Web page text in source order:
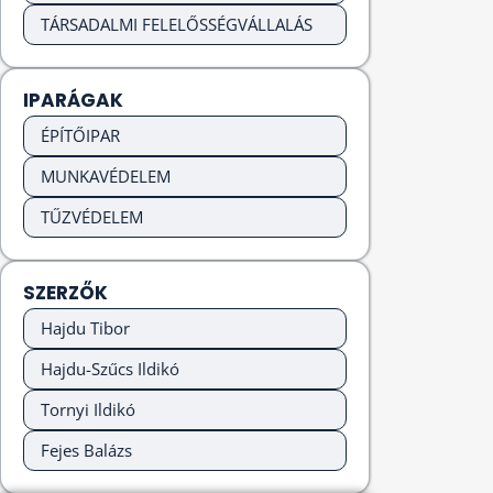
TÁRSADALMI FELELŐSSÉGVÁLLALÁS
IPARÁGAK
ÉPÍTŐIPAR
MUNKAVÉDELEM
TŰZVÉDELEM
SZERZŐK
Hajdu Tibor
Hajdu-Szűcs Ildikó
Tornyi Ildikó
Fejes Balázs